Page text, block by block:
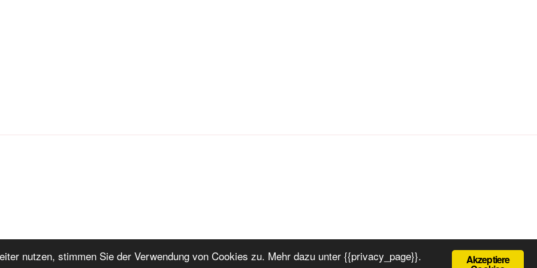
Stolz präsentiert von WordPress Akzeptiere
nutzen, stimmen Sie der Verwendung von Cookies zu. Mehr dazu unter {{privacy_page}}.